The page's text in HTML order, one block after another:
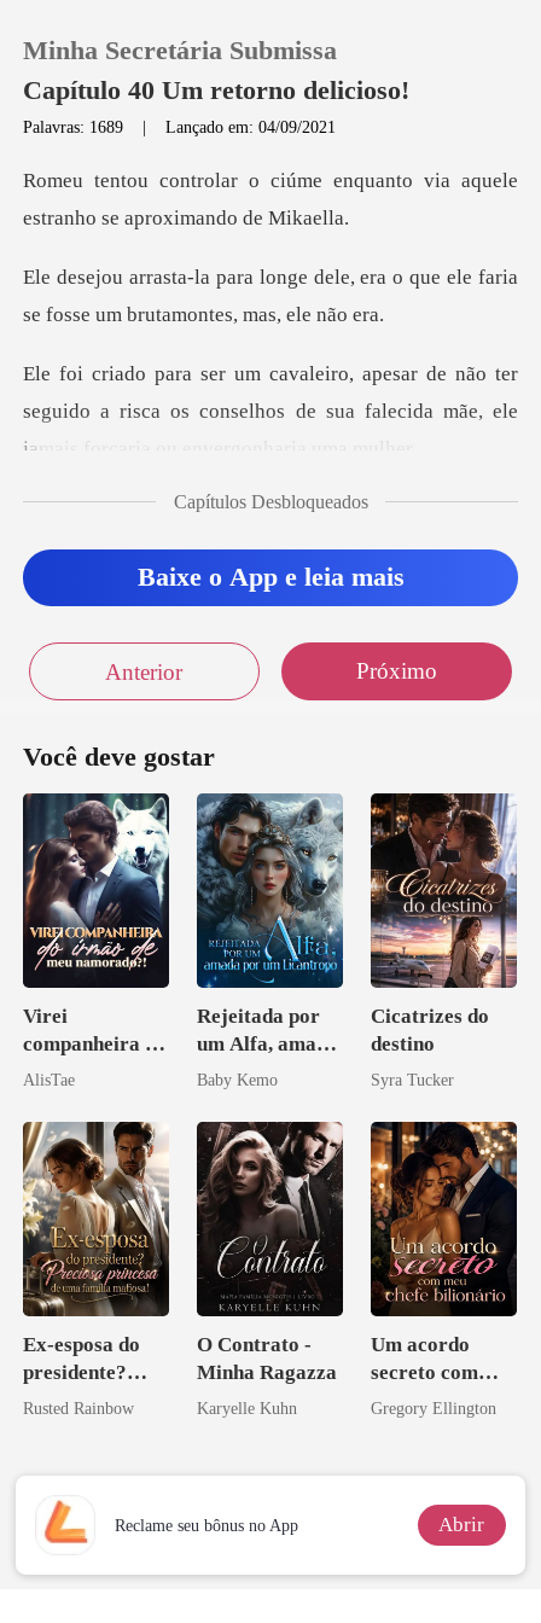
0
Histórico
Minha Secretária Submissa
Capítulo 40 Um retorno delicioso!
Palavras: 1689 |Lançado em: 04/09/2021
e enquanto via aquele
estranh
dele, era o que ele faria
se fosse
ter
seguido a risca os conselhos de sua falecida m
n Capítulos Desbloqueados
Baixe o App e leia mais
Anterior Próximo
Você deve gostar
Virei
companheira do
irmão de meu
AlisTae
Rejeitada por
um Alfa, amada
por um
Baby Kemo
Cicatrizes do
destino
Syra Tucker
Ex-esposa do
presidente?
Preciosa
mafiosa!
Rusted Rainbow
O Contrato -
Minha Ragazza
Karyelle Kuhn
Um acordo
secreto com
meu chefe
Gregory Ellington
Reclame seu bônus no App Abrir